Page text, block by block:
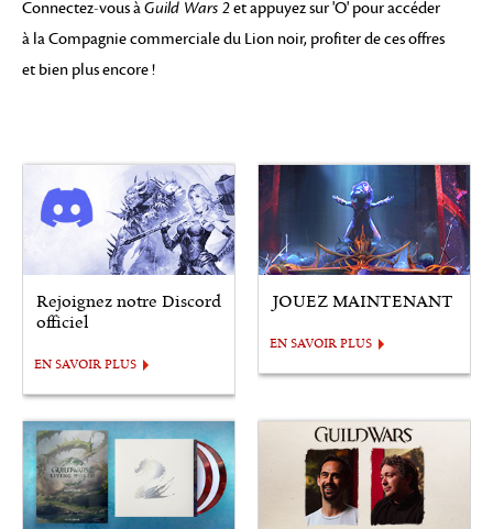
Connectez-vous àGuild Wars 2et appuyez sur 'O' pour accéder
à la Compagnie commerciale du Lion noir, profiter de ces offres
et bien plus encore !
Rejoignez notre Discord
officiel
EN SAVOIR PLUS
JOUEZ MAINTENANT
EN SAVOIR PLUS